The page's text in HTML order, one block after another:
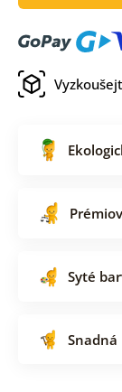
Syté
Snadná